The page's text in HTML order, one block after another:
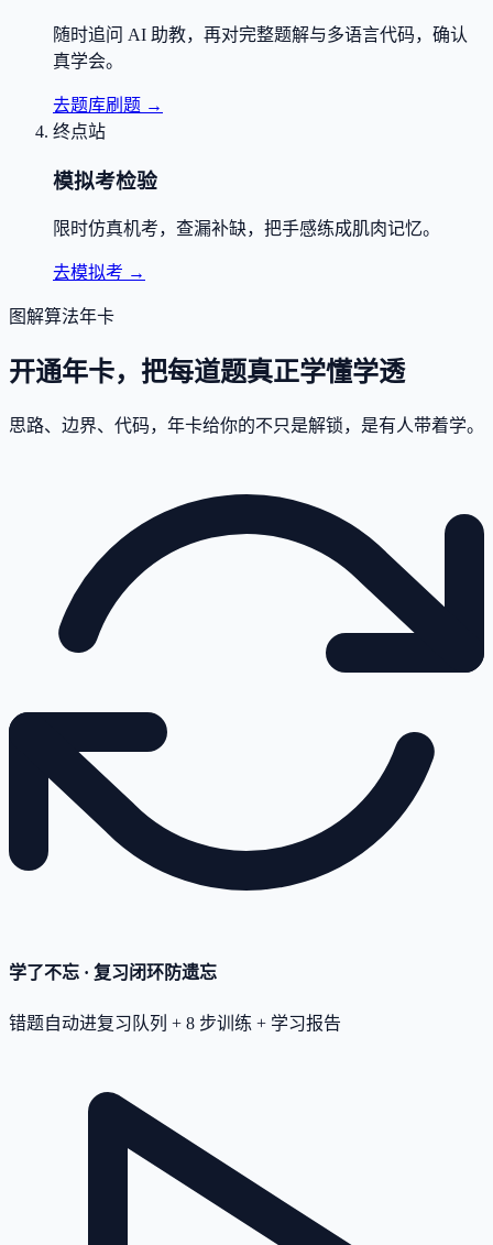
随时追问 AI 助教，再对完整题解与多语言代码，确认
真学会。
去题库刷题 →
终点站
模拟考检验
限时仿真机考，查漏补缺，把手感练成肌肉记忆。
去模拟考 →
图解算法年卡
开通年卡，把每道题真正学懂学透
思路、边界、代码，年卡给你的不只是解锁，是有人带着学。
学了不忘 · 复习闭环防遗忘
错题自动进复习队列 + 8 步训练 + 学习报告